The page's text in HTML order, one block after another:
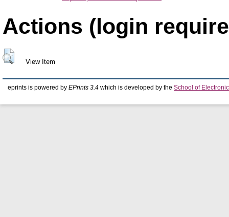
Actions (login
View Item
eprints is powered by EPrints 3.4 which is developed by the School of